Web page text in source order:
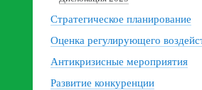
Стратегическое планирование
Оценка регулирующего
Антикризисные мероприятия
Развитие конкуренции